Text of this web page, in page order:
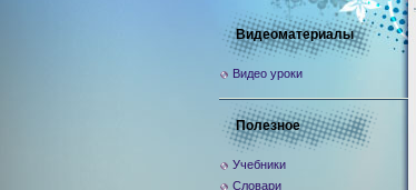
Видеоматериалы
Видео уроки
Полезное
Учебники
Словари